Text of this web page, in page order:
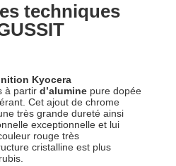
techniques
Kyocera
à partir d’alumine pure dopée
Cet ajout de chrome
très grande dureté ainsi
exceptionnelle et lui
rouge très
cristalline est plus